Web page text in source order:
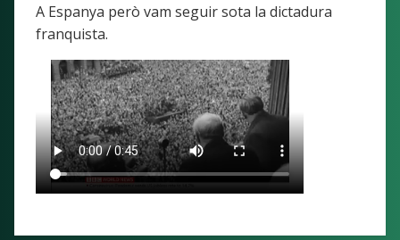
A Espanya però vam seguir sota la dictadura
franquista.